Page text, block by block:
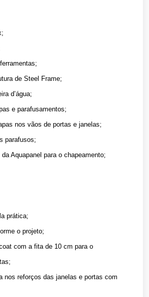
de Steel Frame;
d’água;
e parafusamentos;
nos vãos de portas e janelas;
parafusos;
Aquapanel para o chapeamento;
prática;
o projeto;
com a fita de 10 cm para o
nos reforços das janelas e portas com